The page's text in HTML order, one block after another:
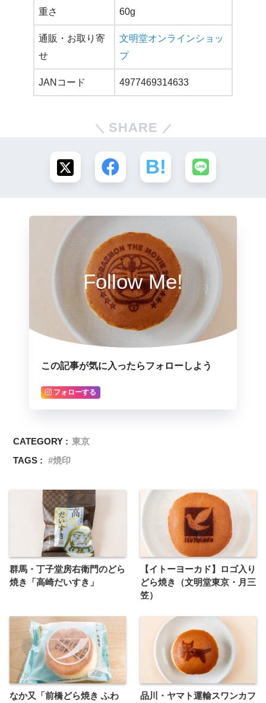
重さ 60g
通販・お取り寄
せ
文明堂オンラインショッ
プ
JANコード 4977469314633
SHARE
Follow Me!
この記事が気に入ったらフォローしよう
フォローする
CATEGORY : 東京
TAGS :
焼印
群馬・丁子堂房右衛門のどら
焼き「高崎だいすき」
【イトーヨーカド】ロゴ入り
どら焼き（文明堂東京・月三
笠）
なか又「前橋どら焼き ふわ 品川・ヤマト運輸スワンカフ